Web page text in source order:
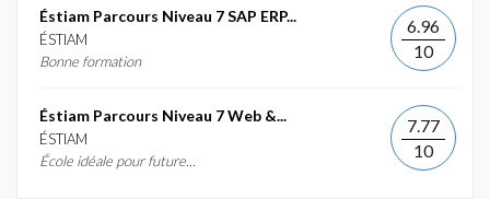
Éstiam Parcours Niveau 7 SAP ERP...
ÉSTIAM
Bonne formation
6.96
10
Éstiam Parcours Niveau 7 Web &...
ÉSTIAM
École idéale pour future...
7.77
10